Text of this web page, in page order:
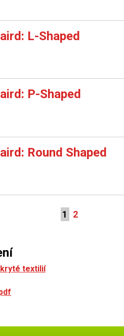
L-Shaped
P-Shaped
Round Shaped
1 2
textilií